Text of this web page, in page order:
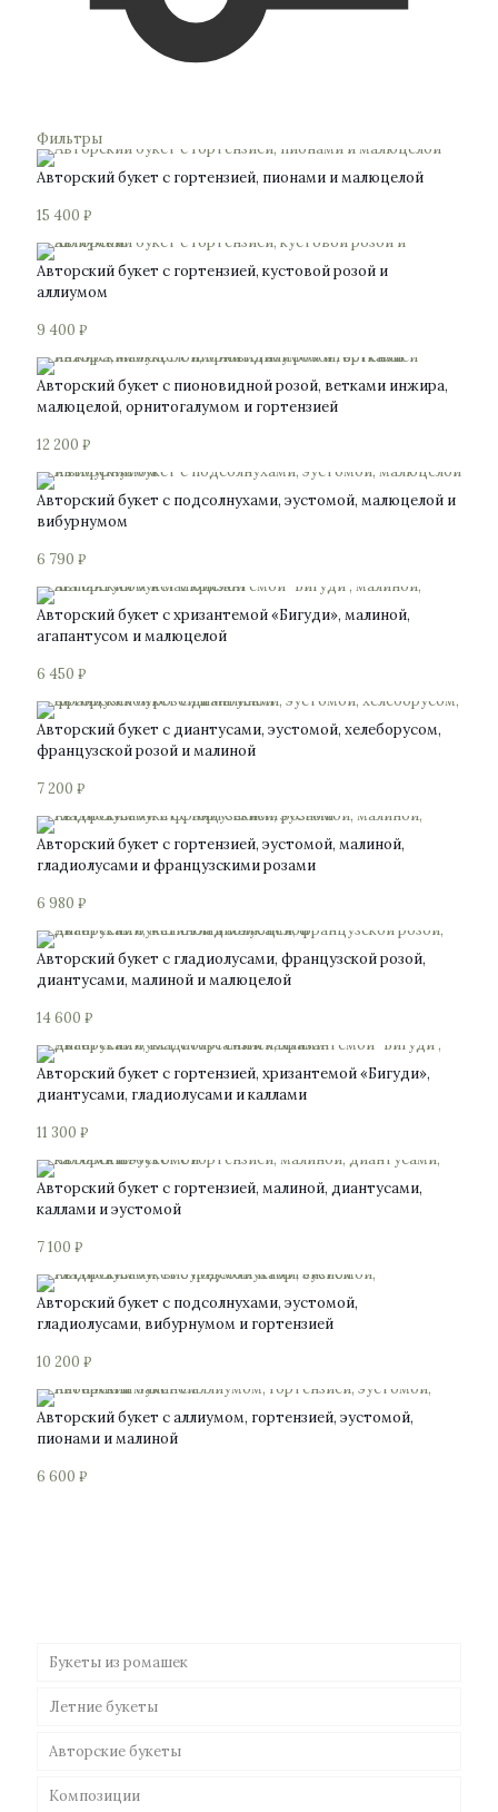
Фильтры
Авторский букет с гортензией, пионами и малюцелой
15 400 ₽
Авторский букет с гортензией, кустовой розой и
аллиумом
9 400 ₽
Авторский букет с пионовидной розой, ветками инжира,
малюцелой, орнитогалумом и гортензией
12 200 ₽
Авторский букет с подсолнухами, эустомой, малюцелой и
вибурнумом
6 790 ₽
Авторский букет с хризантемой «Бигуди», малиной,
агапантусом и малюцелой
6 450 ₽
Авторский букет с диантусами, эустомой, хелеборусом,
французской розой и малиной
7 200 ₽
Авторский букет с гортензией, эустомой, малиной,
гладиолусами и французскими розами
6 980 ₽
Авторский букет с гладиолусами, французской розой,
диантусами, малиной и малюцелой
14 600 ₽
Авторский букет с гортензией, хризантемой «Бигуди»,
диантусами, гладиолусами и каллами
11 300 ₽
Авторский букет с гортензией, малиной, диантусами,
каллами и эустомой
7 100 ₽
Авторский букет с подсолнухами, эустомой,
гладиолусами, вибурнумом и гортензией
10 200 ₽
Авторский букет с аллиумом, гортензией, эустомой,
пионами и малиной
6 600 ₽
Букеты из ромашек
Летние букеты
Авторские букеты
Композиции